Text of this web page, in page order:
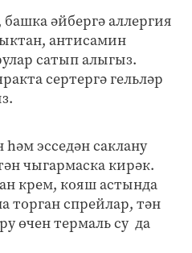
әйбергә аллергия
антисамин
сатып алыгыз.
сертергә гельләр
эсседән саклану
чыгармаска кирәк.
крем, кояш астында
торган спрейлар, тән
өчен термаль су да